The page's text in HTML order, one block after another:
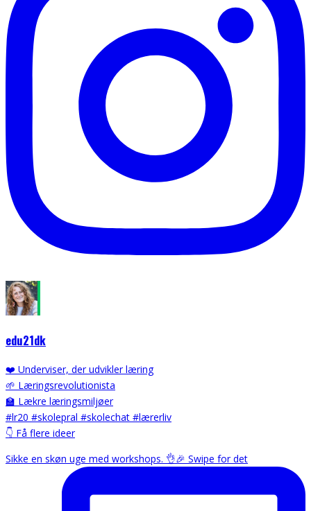
edu21dk
❤️ Underviser, der udvikler læring
🌱 Læringsrevolutionista
🏫 Lækre læringsmiljøer
#lr20 #skolepral #skolechat #lærerliv
👇 Få flere ideer
Sikke en skøn uge med workshops. 👌🎉 Swipe for det